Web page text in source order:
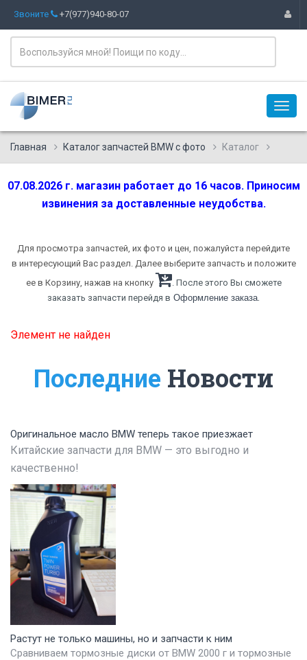
Звоните +7(977)940-80-07
Главная Каталог запчастей BMW с фото Каталог
07.08.2026 г. магазин работает до 16 часов. Приносим
извинения за доставленные неудобства.
Для просмотра запчастей, их фото и цен, пожалуйста перейдите
в интересующий Вас раздел. Далее выберите запчасть и положите
ее в Корзину, нажав на кнопку
. После этого Вы сможете
заказать запчасти перейдя в Оформление заказа.
Элемент не найден
Последние Новости
Оригинальное масло BMW теперь такое приезжает
Китайские запчасти для BMW — это выгодно и
качественно!
Растут не только машины, но и запчасти к ним
Сравниваем тормозные диски от BMW 2000 г и тормозные